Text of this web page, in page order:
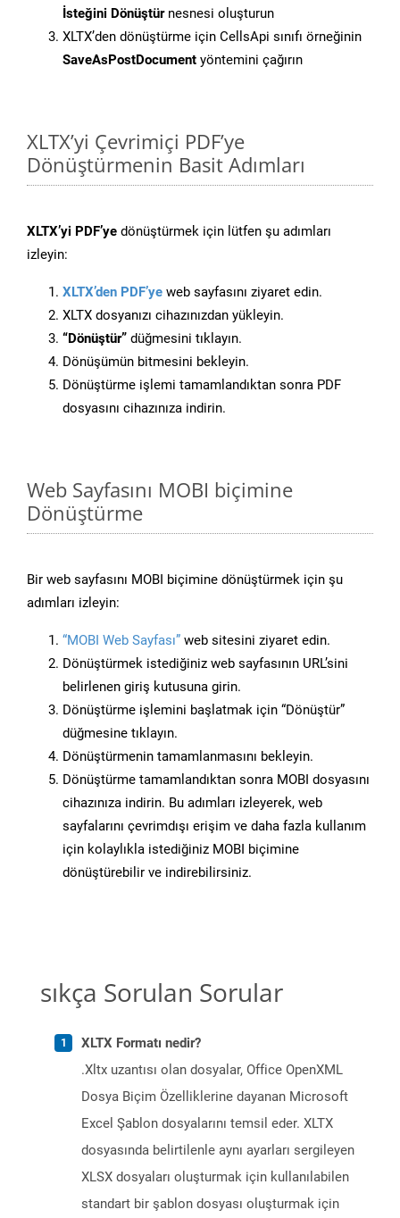
İsteğini Dönüştürnesnesi oluşturun
XLTX’den dönüştürme için CellsApi sınıfı örneğinin
SaveAsPostDocument yöntemini çağırın
XLTX’yi Çevrimiçi PDF’ye
Dönüştürmenin Basit Adımları
XLTX’yi PDF’ye dönüştürmek için lütfen şu adımları
izleyin:
XLTX’den PDF’ye web sayfasını ziyaret edin.
XLTX dosyanızı cihazınızdan yükleyin.
“Dönüştür” düğmesini tıklayın.
Dönüşümün bitmesini bekleyin.
Dönüştürme işlemi tamamlandıktan sonra PDF
dosyasını cihazınıza indirin.
Web Sayfasını MOBI biçimine
Dönüştürme
Bir web sayfasını MOBI biçimine dönüştürmek için şu
adımları izleyin:
“MOBI Web Sayfası” web sitesini ziyaret edin.
Dönüştürmek istediğiniz web sayfasının URL’sini
belirlenen giriş kutusuna girin.
Dönüştürme işlemini başlatmak için “Dönüştür”
düğmesine tıklayın.
Dönüştürmenin tamamlanmasını bekleyin.
Dönüştürme tamamlandıktan sonra MOBI dosyasını
cihazınıza indirin. Bu adımları izleyerek, web
sayfalarını çevrimdışı erişim ve daha fazla kullanım
için kolaylıkla istediğiniz MOBI biçimine
dönüştürebilir ve indirebilirsiniz.
sıkça Sorulan Sorular
XLTX Formatı nedir?
.Xltx uzantısı olan dosyalar, Office OpenXML
Dosya Biçim Özelliklerine dayanan Microsoft
Excel Şablon dosyalarını temsil eder. XLTX
dosyasında belirtilenle aynı ayarları sergileyen
XLSX dosyaları oluşturmak için kullanılabilen
standart bir şablon dosyası oluşturmak için